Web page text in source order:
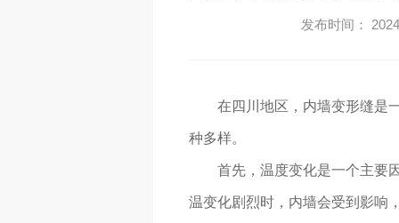
发布时间：
在四川地区，内墙变形缝是
种多样。
首先，温度变化是一个主要
温变化剧烈时，内墙会受到影响